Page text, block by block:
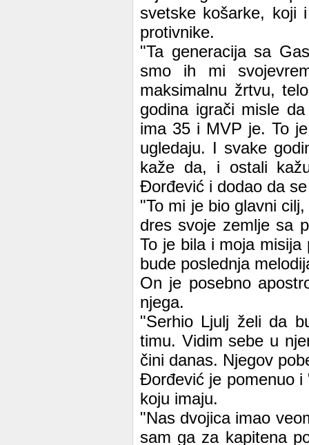
svetske košarke, koji
protivnike.
"Ta generacija sa
smo ih mi
maksimalnu žrtvu,
godina igrači misle
ima 35 i MVP je. To
ugledaju. I svake
kaže da, i ostali
Đorđević i dodao da
"To mi je bio glavni
dres svoje zemlje sa
To je bila i moja
bude poslednja
On je posebno
njega.
"Serhio Ljulj želi da
timu. Vidim sebe u
čini danas. Njegov
Đorđević je pomenuo i
koju imaju.
"Nas dvojica imao
sam ga za kapitena